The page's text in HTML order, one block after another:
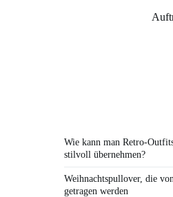
Wie kann man Retro-
stilvoll übernehmen?
Weihnachtspullover, die
getragen werden